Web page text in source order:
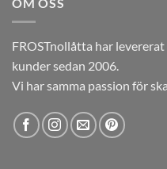
FROSTnollåtta har
kunder sedan 2006.
Vi har samma passion för